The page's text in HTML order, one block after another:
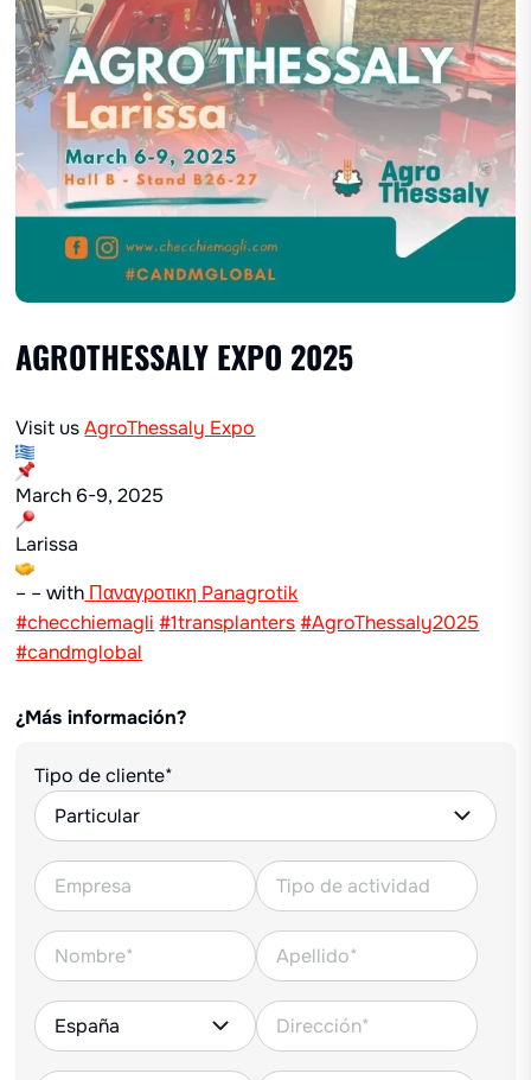
AGROTHESSALY EXPO 2025
Visit usAgroThessaly Expo
March 6-9, 2025
Larissa
– – with Παναγροτικη Panagrotik
#checchiemagli #1transplanters #AgroThessaly2025
#candmglobal
¿Más información?
Tipo de cliente*